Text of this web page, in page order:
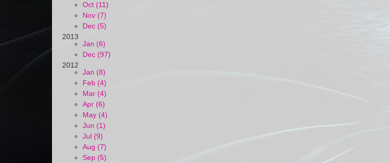
Oct (11)
Nov (7)
Dec (5)
2013
Jan (6)
Dec (97)
2012
Jan (8)
Feb (4)
Mar (4)
Apr (6)
May (4)
Jun (1)
Jul (9)
Aug (7)
Sep (5)